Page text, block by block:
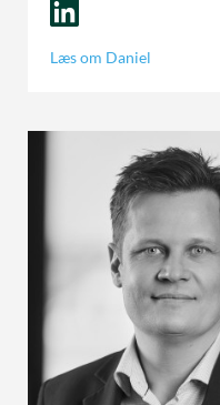
Læs om Daniel